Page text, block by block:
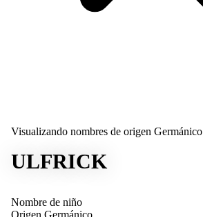
Visualizando nombres de origen Germánico
ULFRICK
Nombre de niño
Origen Germánico